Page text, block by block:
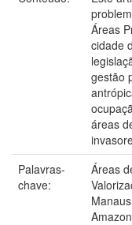
Áreas
cidade
gestão
áreas
Palavras-
chave:
Áreas
Manaus